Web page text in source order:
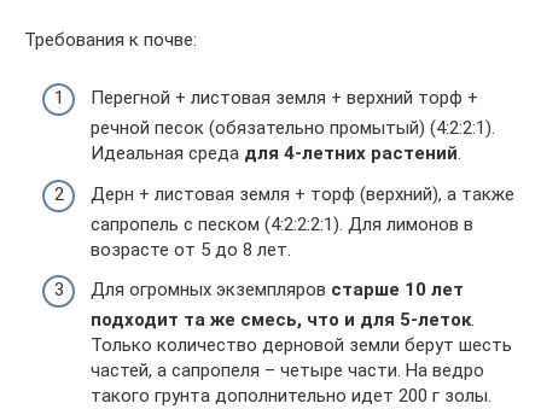
Требования к почве:
Перегной + листовая земля + верхний торф +
речной песок (обязательно промытый) (4:2:2:1).
Идеальная среда для 4-летних растений.
Дерн + листовая земля + торф (верхний), а также
сапропель с песком (4:2:2:2:1). Для лимонов в
возрасте от 5 до 8 лет.
Для огромных экземпляров старше 10 лет
подходит та же смесь, что и для 5-леток.
Только количество дерновой земли берут шесть
частей, а сапропеля – четыре части. На ведро
такого грунта дополнительно идет 200 г золы.